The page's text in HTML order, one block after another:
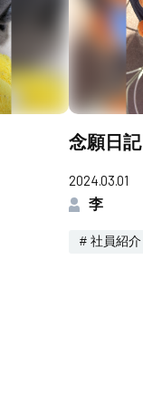
念願日記
2024.03.01
李
# 社員紹介